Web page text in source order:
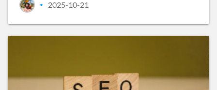
• 2025-10-21